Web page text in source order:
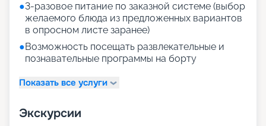
●3-разовое питание по заказной системе (выбор
желаемого блюда из предложенных вариантов
в опросном листе заранее)
●Возможность посещать развлекательные и
познавательные программы на борту
Показать все услуги
Экскурсии